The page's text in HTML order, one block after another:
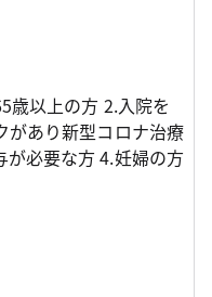
歳以上の方 2.入院を
があり新型コロナ治療
が必要な方 4.妊婦の方